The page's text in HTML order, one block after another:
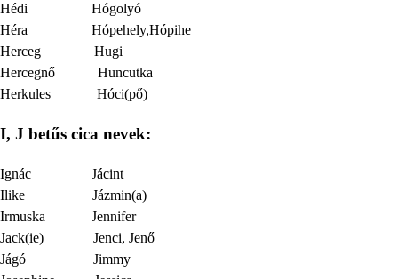
Hédi Hógolyó
Héra Hópehely,Hópihe
Herceg Hugi
Hercegnő Huncutka
Herkules Hóci(pő)
I, J betűs cica nevek:
Ignác Jácint
Ilike Jázmin(a)
Irmuska Jennifer
Jack(ie) Jenci, Jenő
Jágó Jimmy